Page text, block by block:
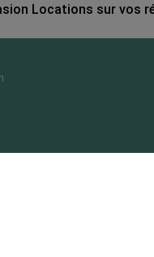
Locations sur vos